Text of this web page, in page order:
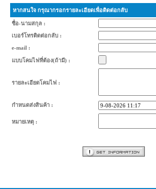
หากสนใจ กรุณากรอกรายละเอียดเพื่อติดต่อกลับ
ชื่อ-นามสกุล :
เบอร์โทรติดต่อกลับ :
e-mail :
แบบโคมไฟที่ต้อง(ถ้ามี) :
รายละเอียดโคมไฟ :
กำหนดส่งสินค้า :
หมายเหตุ :